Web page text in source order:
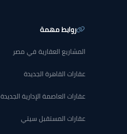
روابط مهمة
المشاريع العقارية في مصر
عقارات القاهرة الجديدة
عقارات العاصمة الإدارية الجديدة
عقارات المستقبل سيتي